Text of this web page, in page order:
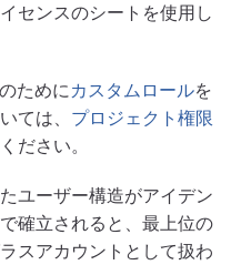
センスのシートを使用し
ためにカスタムロールを
ては、 プロジェクト権限
ださい。
ユーザー構造がアイデン
確立されると、最上位の
スアカウントとして扱わ